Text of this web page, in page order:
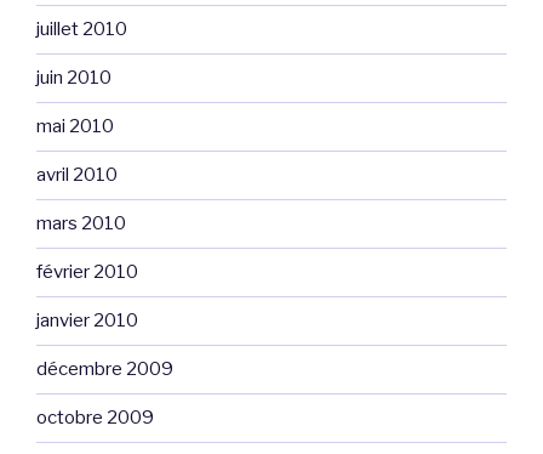
juillet 2010
juin 2010
mai 2010
avril 2010
mars 2010
février 2010
janvier 2010
décembre 2009
octobre 2009